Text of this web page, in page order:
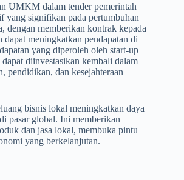
UMKM dalam tender pemerintah
yang signifikan pada pertumbuhan
dengan memberikan kontrak kepada
meningkatkan pendapatan di
yang diperoleh oleh start-up
diinvestasikan kembali dalam
pendidikan, dan kesejahteraan
bisnis lokal meningkatkan daya
pasar global. Ini memberikan
dan jasa lokal, membuka pintu
yang berkelanjutan.